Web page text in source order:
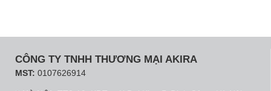
CÔNG TY TNHH THƯƠNG MẠI AKIRA
MST: 0107626914